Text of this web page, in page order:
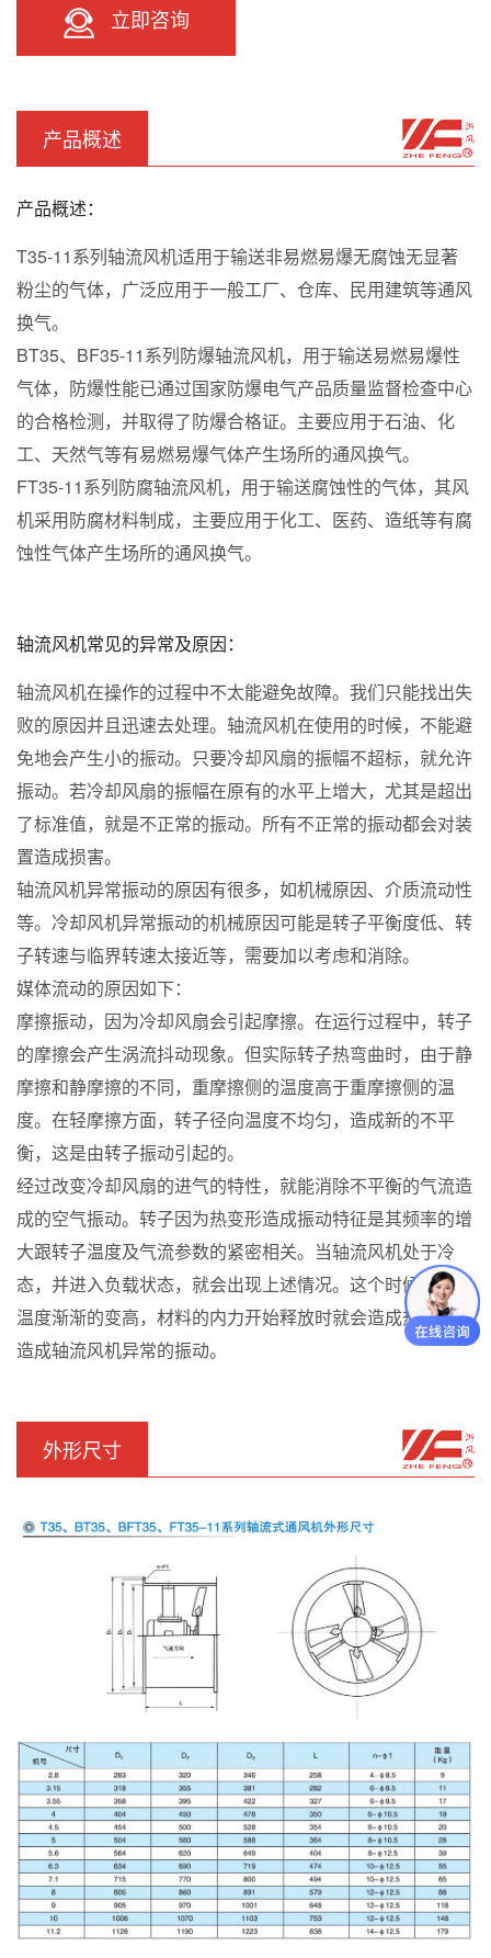
立即咨询
产品概述
产品概述：
T35-11系列轴流风机适用于输送非易燃易爆无腐蚀无显著
粉尘的气体，广泛应用于一般工厂、仓库、民用建筑等通风
换气。
BT35、BF35-11系列防爆轴流风机，用于输送易燃易爆性
气体，防爆性能已通过国家防爆电气产品质量监督检查中心
的合格检测，并取得了防爆合格证。主要应用于石油、化
工、天然气等有易燃易爆气体产生场所的通风换气。
FT35-11系列防腐轴流风机，用于输送腐蚀性的气体，其风
机采用防腐材料制成，主要应用于化工、医药、造纸等有腐
蚀性气体产生场所的通风换气。
轴流风机常见的异常及原因：
轴流风机在操作的过程中不太能避免故障。我们只能找出失
败的原因并且迅速去处理。轴流风机在使用的时候，不能避
免地会产生小的振动。只要冷却风扇的振幅不超标，就允许
振动。若冷却风扇的振幅在原有的水平上增大，尤其是超出
了标准值，就是不正常的振动。所有不正常的振动都会对装
置造成损害。
轴流风机异常振动的原因有很多，如机械原因、介质流动性
等。冷却风机异常振动的机械原因可能是转子平衡度低、转
子转速与临界转速太接近等，需要加以考虑和消除。
媒体流动的原因如下：
摩擦振动，因为冷却风扇会引起摩擦。在运行过程中，转子
的摩擦会产生涡流抖动现象。但实际转子热弯曲时，由于静
摩擦和静摩擦的不同，重摩擦侧的温度高于重摩擦侧的温
度。在轻摩擦方面，转子径向温度不均匀，造成新的不平
衡，这是由转子振动引起的。
经过改变冷却风扇的进气的特性，就能消除不平衡的气流造
成的空气振动。转子因为热变形造成振动特征是其频率的增
大跟转子温度及气流参数的紧密相关。当轴流风机处于冷
态，并进入负载状态，就会出现上述情况。这个时候转子的
温度渐渐的变高，材料的内力开始释放时就会造成热变形，
造成轴流风机异常的振动。
外形尺寸